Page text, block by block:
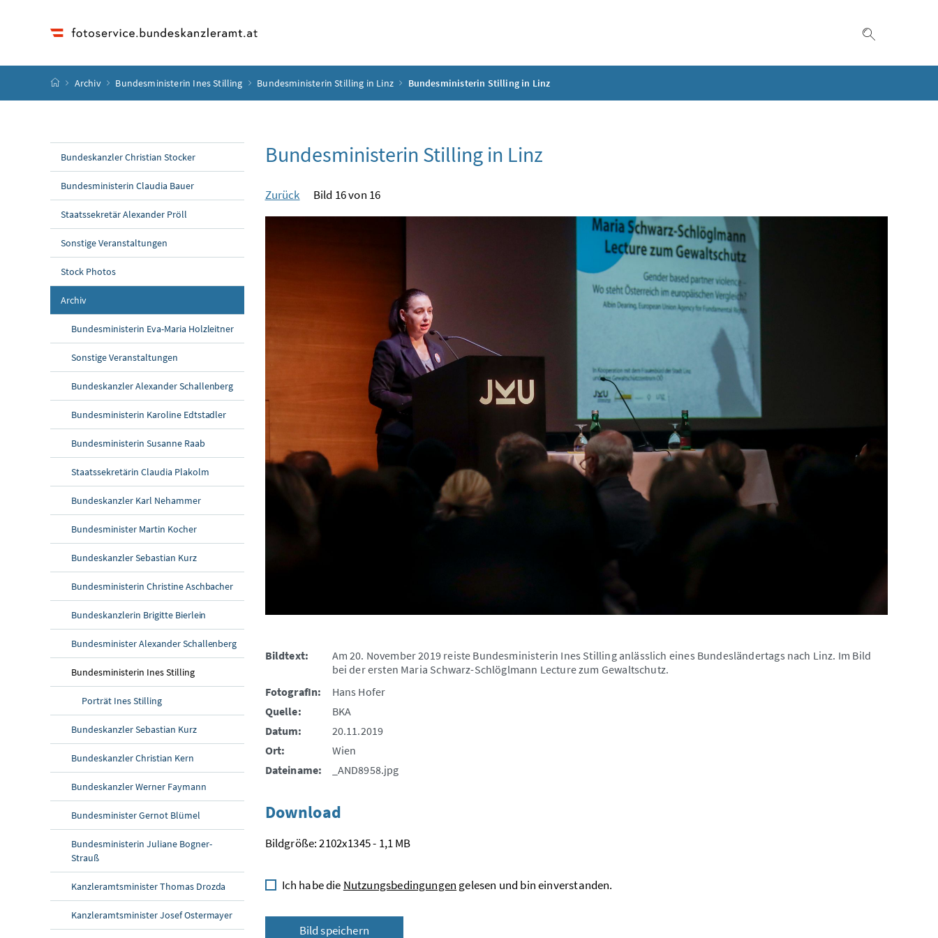
Startseite
Archiv Bundesministerin Ines Stilling Bundesministerin Stilling in Linz Bundesministerin Stilling in Linz
Bundeskanzler Christian Stocker
Bundesministerin Claudia Bauer
Staatssekretär Alexander Pröll
Sonstige Veranstaltungen
Stock Photos
Archiv
Bundesministerin Eva-Maria Holzleitner
Sonstige Veranstaltungen
Bundeskanzler Alexander Schallenberg
Bundesministerin Karoline Edtstadler
Bundesministerin Susanne Raab
Staatssekretärin Claudia Plakolm
Bundeskanzler Karl Nehammer
Bundesminister Martin Kocher
Bundeskanzler Sebastian Kurz
Bundesministerin Christine Aschbacher
Bundeskanzlerin Brigitte Bierlein
Bundesminister Alexander Schallenberg
Bundesministerin Ines Stilling
Porträt Ines Stilling
Bundeskanzler Sebastian Kurz
Bundeskanzler Christian Kern
Bundeskanzler Werner Faymann
Bundesminister Gernot Blümel
Bundesministerin Juliane Bogner-
Strauß
Kanzleramtsminister Thomas Drozda
Kanzleramtsminister Josef Ostermayer
Bundesministerin Stilling in Linz
Zurück Bild 16 von 16
Bildtext:
Am 20. November 2019 reiste Bundesministerin Ines Stilling anlässlich eines Bundesländertags nach Linz. Im Bild
bei der ersten Maria Schwarz-Schlöglmann Lecture zum Gewaltschutz.
FotografIn:
Hans Hofer
Quelle:
BKA
Datum:
20.11.2019
Ort:
Wien
Dateiname:
_AND8958.jpg
Download
Bildgröße: 2102x1345 - 1,1 MB
Ich habe die Nutzungsbedingungen gelesen und bin einverstanden.
Bild speichern